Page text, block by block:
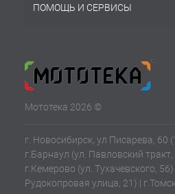
ПОМОЩЬ И СЕРВИСЫ
Мототека 2026 ©
г. Новосибирск, ул Писарева, 60
г.Барнаул (ул. Павловский
г.Кемерово (ул. Тухачевского, 56)
Рудокопровая улица, 21) |